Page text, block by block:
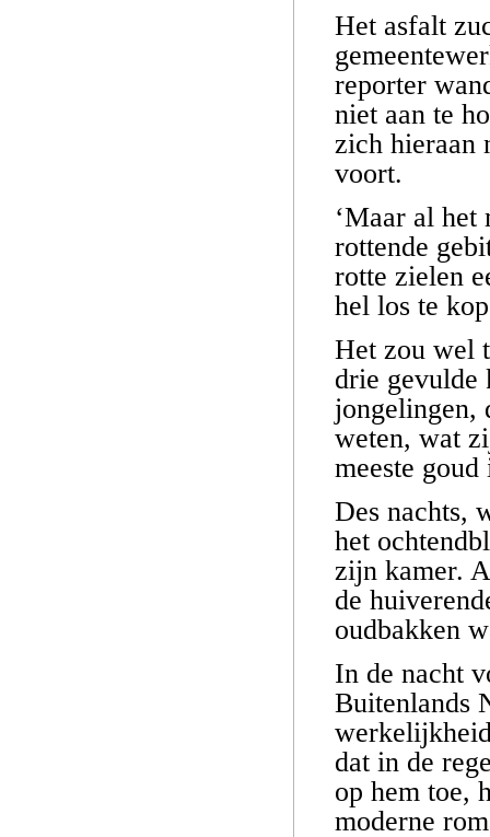
Het asfalt
reporter
niet aan te
zich hieraan
voort.
‘Maar al het
rottende
rotte zielen
hel los te
Het zou wel
drie gevulde
jongelingen,
weten, wat
meeste
Des nachts,
het
zijn kamer.
de
oudbakken
In de nacht
Buitenlands
dat in de
op hem toe,
moderne